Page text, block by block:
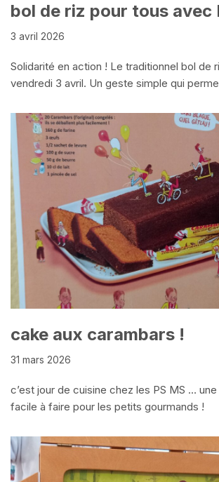
bol de riz pour tous avec
3 avril 2026
Solidarité en action ! Le traditionnel bol de
vendredi 3 avril. Un geste simple qui
cake aux carambars !
31 mars 2026
c’est jour de cuisine chez les PS MS …
facile à faire pour les petits gourmands !